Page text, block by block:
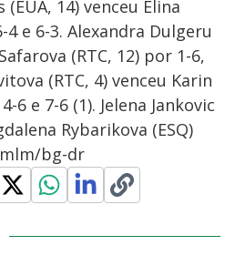
14) venceu Elina
4 e 6-3. Alexandra Dulgeru
(RTC, 12) por 1-6,
(RTC, 4) venceu Karin
6 e 7-6 (1). Jelena Jankovic
Rybarikova (ESQ)
mlm/bg-dr